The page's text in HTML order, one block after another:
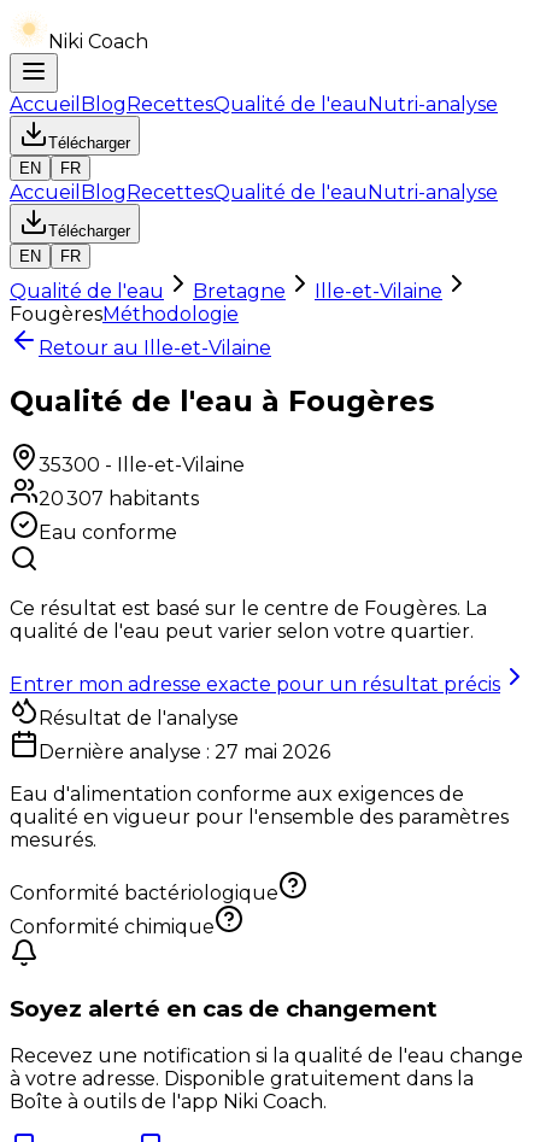
Niki Coach
Accueil BlogRecettesQualité de l'eauNutri-analyse
Télécharger
EN
FR
Accueil BlogRecettesQualité de l'eauNutri-analyse
Télécharger
EN
FR
Qualité de l'eau Bretagne
Ille-et-Vilaine
FougèresMéthodologie
Retour au Ille-et-Vilaine
Qualité de l'eau à Fougères
35300 - Ille-et-Vilaine
20 307 habitants
Eau conforme
Ce résultat est basé sur le centre de Fougères. La
qualité de l'eau peut varier selon votre quartier.
Entrer mon adresse exacte pour un résultat précis
Résultat de l'analyse
Dernière analyse : 27 mai 2026
Eau d'alimentation conforme aux exigences de
qualité en vigueur pour l'ensemble des paramètres
mesurés.
Conformité bactériologique
Conformité chimique
Soyez alerté en cas de changement
Recevez une notification si la qualité de l'eau change
à votre adresse. Disponible gratuitement dans la
Boîte à outils de l'app Niki Coach.